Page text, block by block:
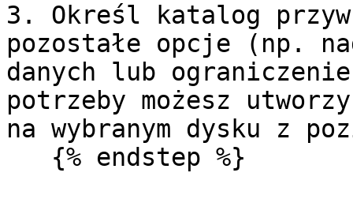
3. Określ katalog
pozostałe opcje (np.
danych lub
potrzeby możesz
na wybranym dysku z